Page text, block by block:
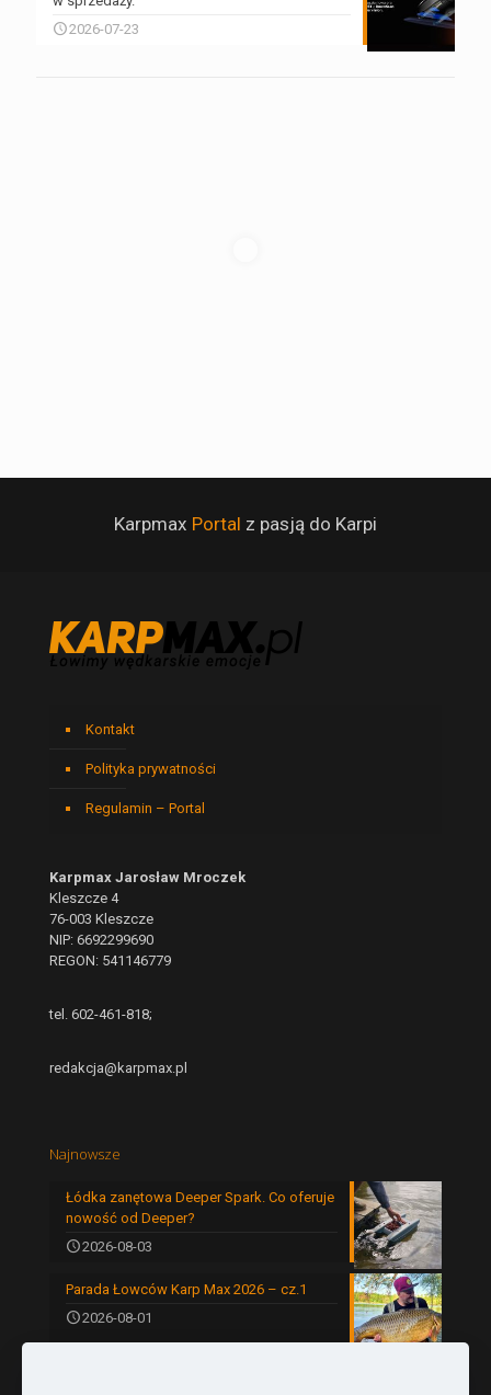
2026-07-23
Karpmax Portal z pasją do Karpi
Kontakt
Polityka prywatności
Regulamin – Portal
Karpmax Jarosław Mroczek
Kleszcze 4
76-003 Kleszcze
NIP: 6692299690
REGON: 541146779
tel. 602-461-818;
redakcja@karpmax.pl
Najnowsze
Łódka zanętowa Deeper Spark. Co oferuje
nowość od Deeper?
2026-08-03
Parada Łowców Karp Max 2026 – cz.1
2026-08-01